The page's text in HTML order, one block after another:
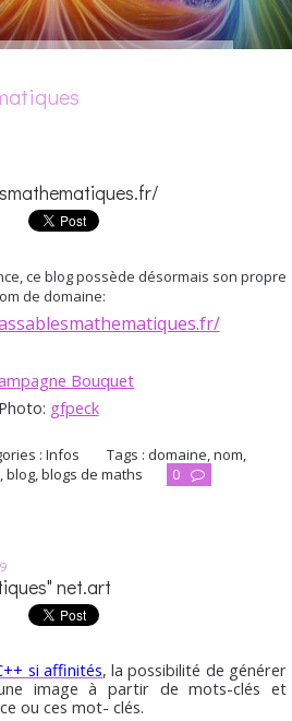
ce blog possède désormais son propre
de domaine:
Photo: gfpeck
:Infos Tags : domaine,nom,
,blog,blogs de maths 0
net.art
si affinités, la possibilité de générer
image à partir de mots-clés et
ou ces mot- clés.